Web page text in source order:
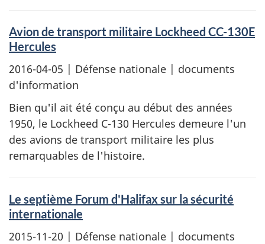
Avion de transport militaire Lockheed CC-130E
Hercules
2016-04-05 | Défense nationale | documents
d'information
Bien qu'il ait été conçu au début des années
1950, le Lockheed C-130 Hercules demeure l'un
des avions de transport militaire les plus
remarquables de l'histoire.
Le septième Forum d'Halifax sur la sécurité
internationale
2015-11-20 | Défense nationale | documents